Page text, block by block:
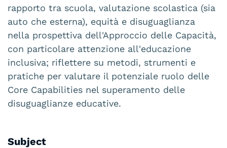
rapporto tra scuola, valutazione scolastica (sia
auto che esterna), equità e disuguaglianza
nella prospettiva dell'Approccio delle Capacità,
con particolare attenzione all'educazione
inclusiva; riflettere su metodi, strumenti e
pratiche per valutare il potenziale ruolo delle
Core Capabilities nel superamento delle
disuguaglianze educative.
Subject